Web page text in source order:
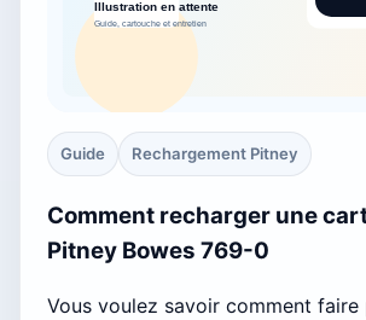
Guide Rechargement Pitney
Comment recharger une
Pitney Bowes 769-0
Vous voulez savoir comment faire